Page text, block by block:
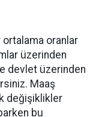
ortalama oranlar
üzerinden
devlet üzerinden
Maaş
değişiklikler
bu